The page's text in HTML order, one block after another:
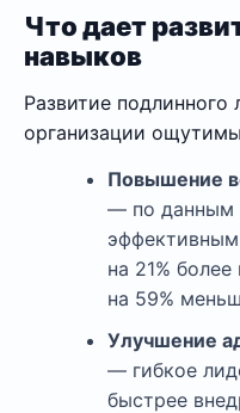
Что дает
навыков
Развитие подлинного
организации
Повышение
— по данным
на 21%
на 59%
Улучшение
— гибкое
быстрее